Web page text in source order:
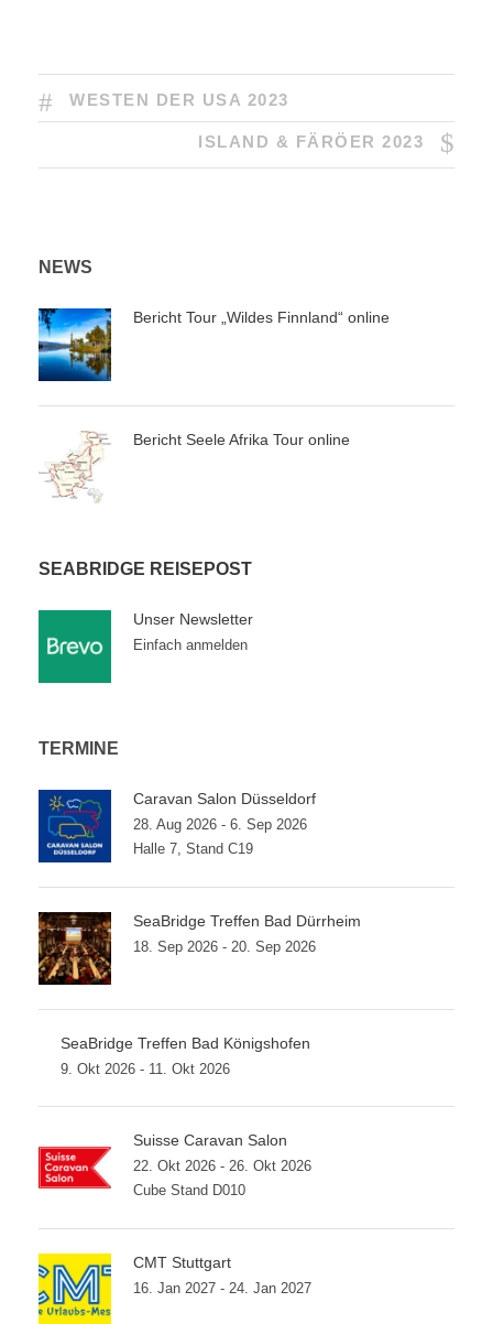
WESTEN DER USA 2023
ISLAND & FÄRÖER 2023
NEWS
Bericht Tour „Wildes Finnland“ online
Bericht Seele Afrika Tour online
SEABRIDGE REISEPOST
Unser Newsletter
Einfach anmelden
TERMINE
Caravan Salon Düsseldorf
28. Aug 2026 - 6. Sep 2026
Halle 7, Stand C19
SeaBridge Treffen Bad Dürrheim
18. Sep 2026 - 20. Sep 2026
SeaBridge Treffen Bad Königshofen
9. Okt 2026 - 11. Okt 2026
Suisse Caravan Salon
22. Okt 2026 - 26. Okt 2026
Cube Stand D010
CMT Stuttgart
16. Jan 2027 - 24. Jan 2027